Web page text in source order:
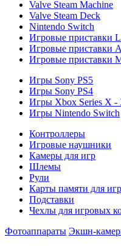
Valve Steam Machine
Valve Steam Deck
Nintendo Switch
Игровые приставки
Игровые приставки
Игровые приставки
Игры Sony PS5
Игры Sony PS4
Игры Xbox Series X -
Игры Nintendo Switch
Контроллеры
Игровые наушники
Камеры для игр
Шлемы
Рули
Карты памяти для
Подставки
Чехлы для игровых
Фотоаппараты Экшн-